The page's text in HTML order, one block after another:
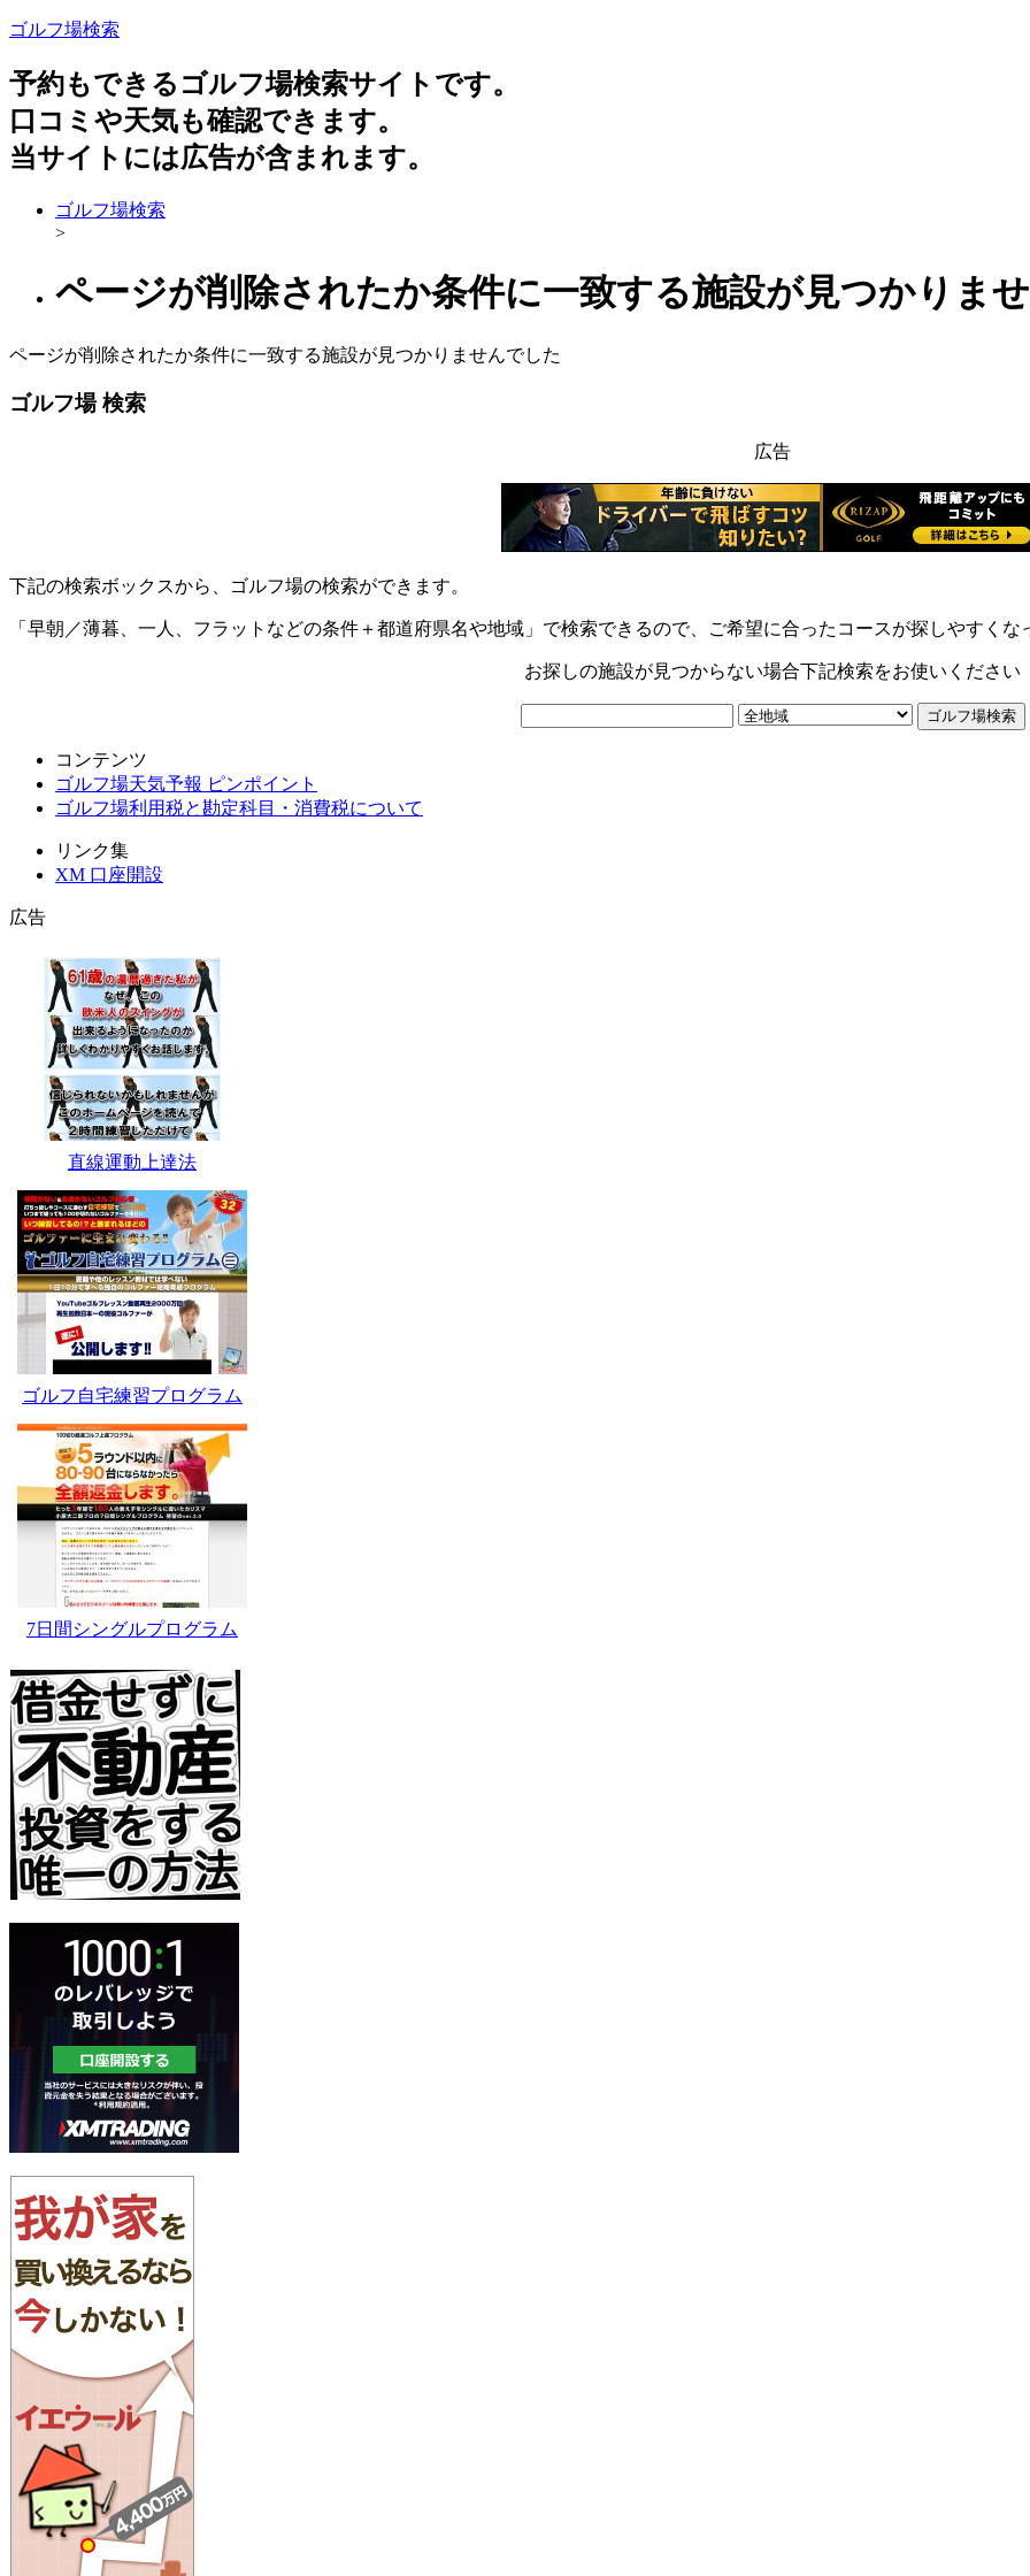
ゴルフ場検索
予約もできるゴルフ場検索サイトです。
口コミや天気も確認できます。
当サイトには広告が含まれます。
ゴルフ場検索
>
ページが削除されたか条件に一致する施設が見つかりま
ページが削除されたか条件に一致する施設が見つかりませんでした
ゴルフ場 検索
広告
下記の検索ボックスから、ゴルフ場の検索ができます。
「早朝／薄暮、一人、フラットなどの条件＋都道府県名や地域」で検索できるので、ご希望に合ったコースが探しやすくな
お探しの施設が見つからない場合下記検索をお使いください
コンテンツ
ゴルフ場天気予報 ピンポイント
ゴルフ場利用税と勘定科目・消費税について
リンク集
XM 口座開設
広告
直線運動上達法
ゴルフ自宅練習プログラム
7日間シングルプログラム